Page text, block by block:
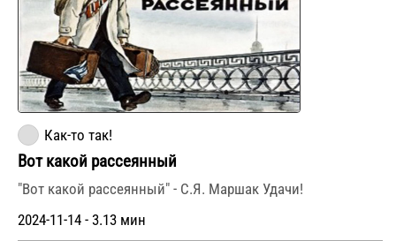
Как-то так!
Вот какой рассеянный
"Вот какой рассеянный" - С.Я. Маршак Удачи!
2024-11-14 - 3.13 мин